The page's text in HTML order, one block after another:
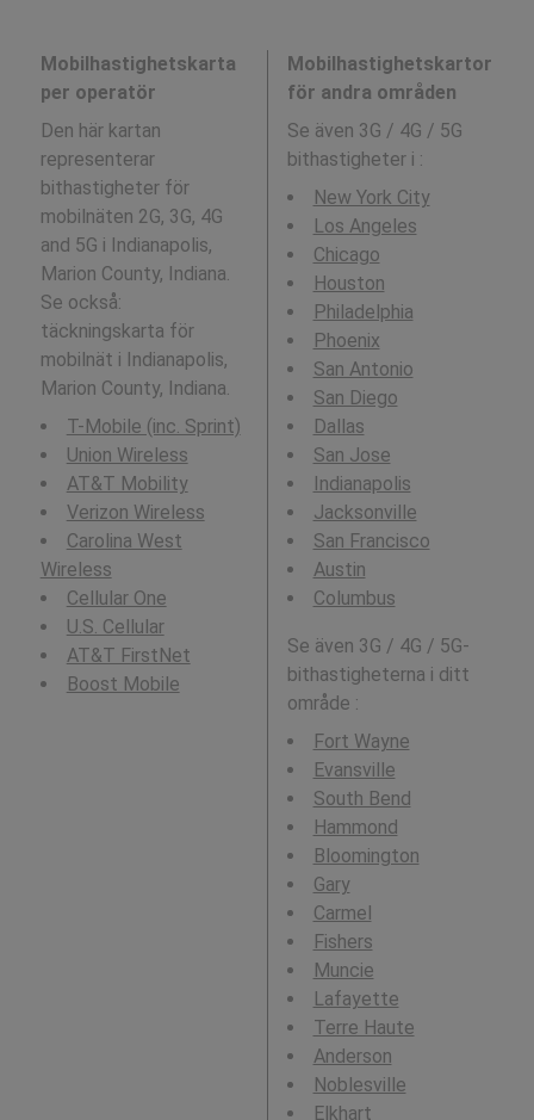
Mobilhastighetskarta
per operatör
Den här kartan
representerar
bithastigheter för
mobilnäten 2G, 3G, 4G
and 5G i Indianapolis,
Marion County, Indiana.
Se också:
täckningskarta för
mobilnät i Indianapolis,
Marion County, Indiana.
T-Mobile (inc. Sprint)
Union Wireless
AT&T Mobility
Verizon Wireless
Carolina West
Wireless
Cellular One
U.S. Cellular
AT&T FirstNet
Boost Mobile
Mobilhastighetskartor
för andra områden
Se även 3G / 4G / 5G
bithastigheter i :
New York City
Los Angeles
Chicago
Houston
Philadelphia
Phoenix
San Antonio
San Diego
Dallas
San Jose
Indianapolis
Jacksonville
San Francisco
Austin
Columbus
Se även 3G / 4G / 5G-
bithastigheterna i ditt
område :
Fort Wayne
Evansville
South Bend
Hammond
Bloomington
Gary
Carmel
Fishers
Muncie
Lafayette
Terre Haute
Anderson
Noblesville
Elkhart